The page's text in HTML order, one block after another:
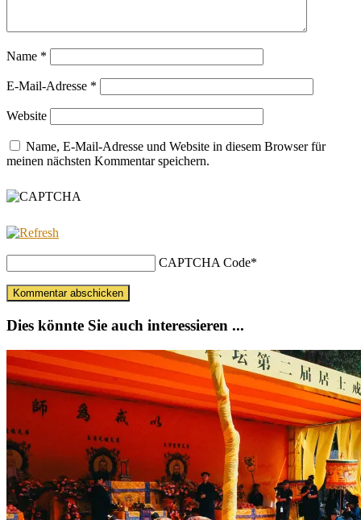
Name *
E-Mail-Adresse *
Website
Name, E-Mail-Adresse und Website in diesem Browser für
meinen nächsten Kommentar speichern.
CAPTCHA Code*
Dies könnte Sie auch interessieren ...